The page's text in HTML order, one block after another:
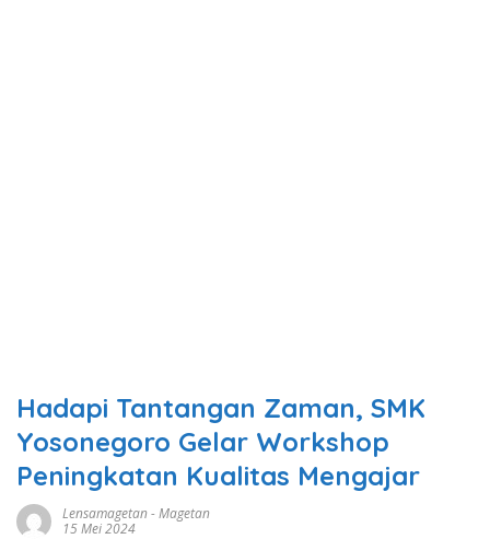
Hadapi Tantangan Zaman, SMK
Yosonegoro Gelar Workshop
Peningkatan Kualitas Mengajar
Lensamagetan-Magetan
15 Mei 2024